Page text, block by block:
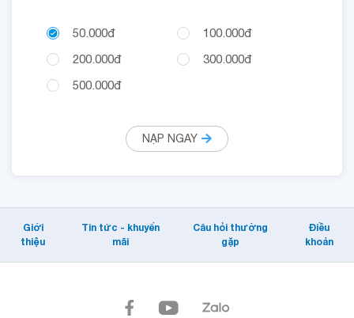
50.000đ
100.000đ
200.000đ
300.000đ
500.000đ
NẠP NGAY
Giới
thiệu
Tin tức - khuyến
mãi
Câu hỏi thường
gặp
Điều
khoản